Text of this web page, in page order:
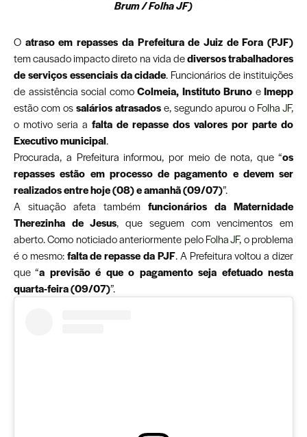
Brum / Folha JF)
O atraso em repasses da Prefeitura de Juiz de Fora (PJF)
tem causado impacto direto na vida dediversos trabalhadores
de serviços essenciais da cidade. Funcionários de instituições
de assistência social comoColmeia, Instituto Bruno eImepp
estão com ossalários atrasadose, segundo apurou o Folha JF,
o motivo seria a falta de repasse dos valores por parte do
Executivo municipal.
Procurada, a Prefeitura informou, por meio de nota, que “os
repasses estão em processo de pagamento e devem ser
realizados entre hoje (08) e amanhã (09/07)”.
A situação afeta também funcionários da Maternidade
Therezinha de Jesus, que seguem com vencimentos em
aberto. Como noticiado anteriormente peloFolha JF, o problema
é o mesmo:falta de repasse da PJF. A Prefeitura voltou a dizer
que “a previsão é que o pagamento seja efetuado nesta
quarta-feira (09/07)”.